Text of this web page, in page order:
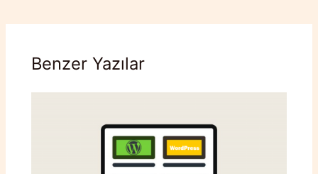
Benzer Yazılar